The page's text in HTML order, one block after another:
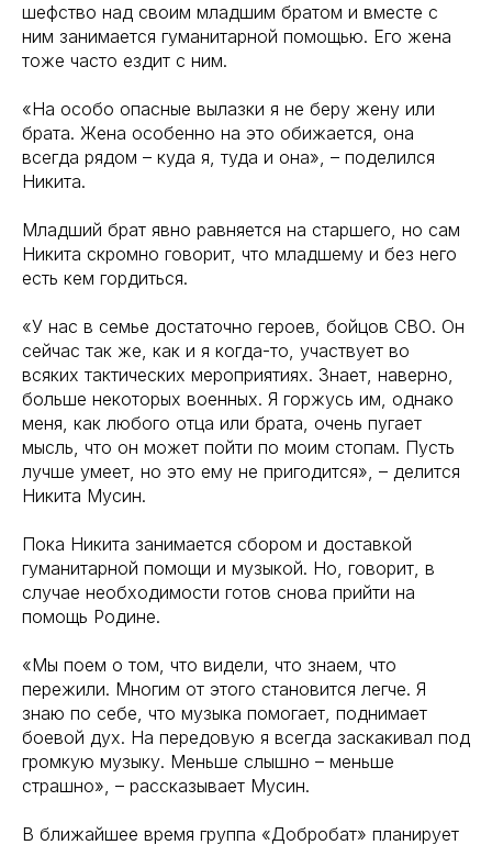
шефство над своим младшим братом и вместе с
ним занимается гуманитарной помощью. Его жена
тоже часто ездит с ним.
«На особо опасные вылазки я не беру жену или
брата. Жена особенно на это обижается, она
всегда рядом – куда я, туда и она», – поделился
Никита.
Младший брат явно равняется на старшего, но сам
Никита скромно говорит, что младшему и без него
есть кем гордиться.
«У нас в семье достаточно героев, бойцов СВО. Он
сейчас так же, как и я когда-то, участвует во
всяких тактических мероприятиях. Знает, наверно,
больше некоторых военных. Я горжусь им, однако
меня, как любого отца или брата, очень пугает
мысль, что он может пойти по моим стопам. Пусть
лучше умеет, но это ему не пригодится», – делится
Никита Мусин.
Пока Никита занимается сбором и доставкой
гуманитарной помощи и музыкой. Но, говорит, в
случае необходимости готов снова прийти на
помощь Родине.
«Мы поем о том, что видели, что знаем, что
пережили. Многим от этого становится легче. Я
знаю по себе, что музыка помогает, поднимает
боевой дух. На передовую я всегда заскакивал под
громкую музыку. Меньше слышно – меньше
страшно», – рассказывает Мусин.
В ближайшее время группа «Добробат» планирует